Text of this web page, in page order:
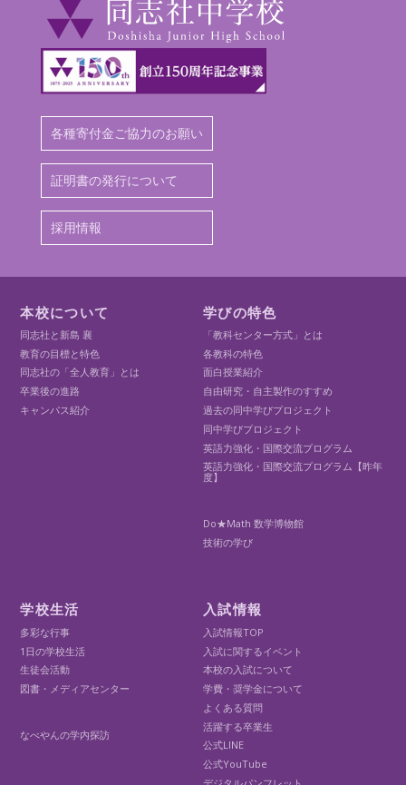
各種寄付金ご協力のお願い
証明書の発行について
採用情報
本校について
同志社と新島 襄
教育の目標と特色
同志社の「全人教育」とは
卒業後の進路
キャンパス紹介
学びの特色
「教科センター方式」とは
各教科の特色
面白授業紹介
自由研究・自主製作のすすめ
過去の同中学びプロジェクト
同中学びプロジェクト
英語力強化・国際交流プログラム
英語力強化・国際交流プログラム【昨年
度】
Do★Math 数学博物館
技術の学び
学校生活
多彩な行事
1日の学校生活
生徒会活動
図書・メディアセンター
なべやんの学内探訪
入試情報
入試情報TOP
入試に関するイベント
本校の入試について
学費・奨学金について
よくある質問
活躍する卒業生
公式LINE
公式YouTube